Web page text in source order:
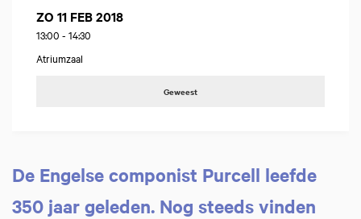
ZO 11 FEB 2018
13:00 - 14:30
Atriumzaal
Geweest
De Engelse componist Purcell leefde
350 jaar geleden. Nog steeds vinden